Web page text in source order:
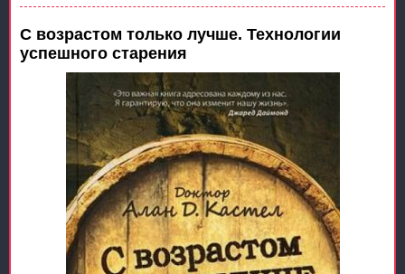
С возрастом только лучше. Технологии
успешного старения